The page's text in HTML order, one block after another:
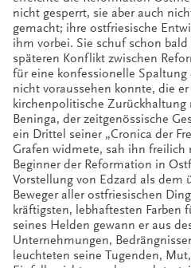
nicht gesperrt, sie aber auch
gemacht; ihre ostfriesische
ihm vorbei. Sie schuf schon
späteren Konflikt zwischen
für eine konfessionelle Spaltung
nicht voraussehen konnte, die
kirchenpolitische
Beninga, der zeitgenössische
ein Drittel seiner „Cronica der
Grafen widmete, sah ihn freilich
Beginner der Reformation in
Vorstellung von Edzard als dem
Beweger aller ostfriesischen
kräftigsten, lebhaftesten Farben
seines Helden gewann er aus
Unternehmungen,
leuchteten seine Tugenden,